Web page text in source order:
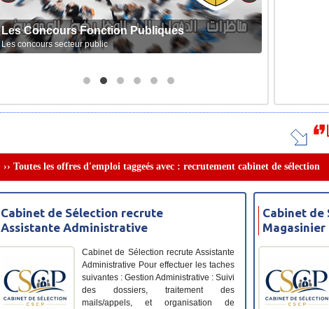
Les Concours Fonction Publiques
Les concours secteur public
›› Toutes les offres d'emploi taggeés avec : recrutement cabinet de sélection
Cabinet de Sélection recrute
Assistante Administrative
Cabinet de Sélection recrute Assistante
Administrative Pour effectuer les taches
suivantes : Gestion Administrative : Suivi
des dossiers, traitement des
mails/appels, et organisation de
Cabinet de
Magasinier